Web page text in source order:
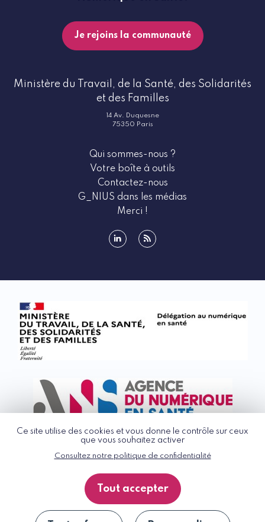
Ce site utilise des cookies et vous donne le contrôle sur ceux
que vous souhaitez activer
Consultez notre politique de confidentialité
Tout accepter
Je rejoins la communauté
Ministère du Travail, de la Santé, des Solidarités
et des Familles
14 Av. Duquesne
75350 Paris
Qui sommes-nous ?
Votre boîte à outils
Contactez-nous
G_NIUS dans les médias
Merci !
© G_NIUS 2026
Politique de confidentialité
Accessibilité : partiellement conforme
Plan du site